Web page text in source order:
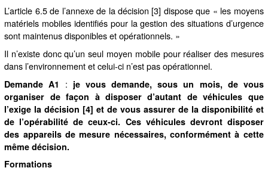
L’article 6.5 de l’annexe de la décision [3] dispose que « les moyens
matériels mobiles identifiés pour la gestion des situations d’urgence
sont maintenus disponibles et opérationnels. »
Il n’existe donc qu’un seul moyen mobile pour réaliser des mesures
dans l’environnement et celui-ci n’est pas opérationnel.
Demande A1 : je vous demande, sous un mois, de vous
organiser de façon à disposer d’autant de véhicules que
l’exige la décision [4] et de vous assurer de la disponibilité et
de l’opérabilité de ceux-ci. Ces véhicules devront disposer
des appareils de mesure nécessaires, conformément à cette
même décision.
Formations